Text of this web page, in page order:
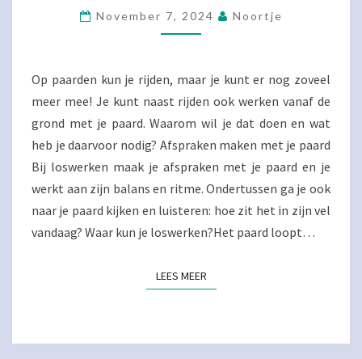
JE
PAARD
JE
DAT?
November 7, 2024 Noortje
Op paarden kun je rijden, maar je kunt er nog zoveel
meer mee! Je kunt naast rijden ook werken vanaf de
grond met je paard. Waarom wil je dat doen en wat
heb je daarvoor nodig? Afspraken maken met je paard
Bij loswerken maak je afspraken met je paard en je
werkt aan zijn balans en ritme. Ondertussen ga je ook
naar je paard kijken en luisteren: hoe zit het in zijn vel
vandaag? Waar kun je loswerken?Het paard loopt…
LEES MEERLEES MEER